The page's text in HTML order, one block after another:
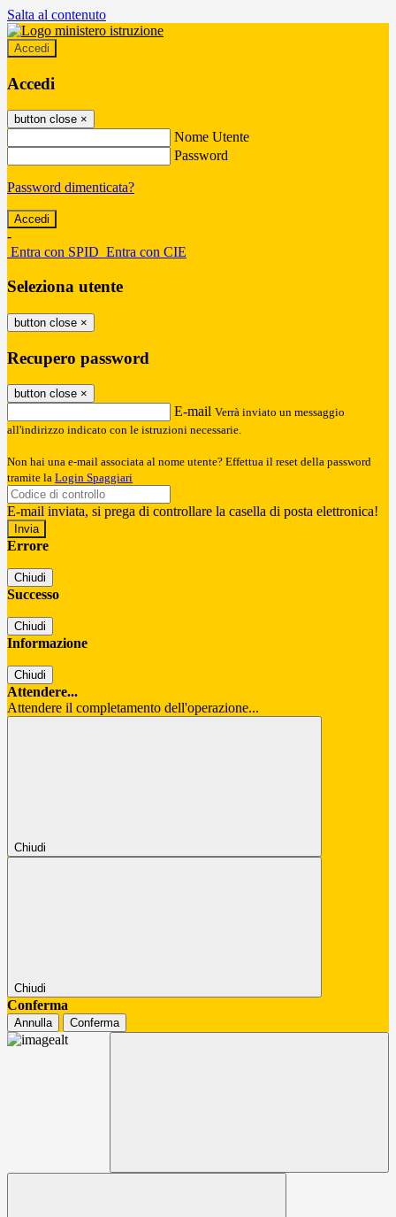
Salta al contenuto
Accedi
Accedi
button close ×
Nome Utente
Password
Password dimenticata?
-
Entra con SPID Entra con CIE
Seleziona utente
button close ×
Recupero password
button close ×
E-mail Verrà inviato un messaggio
all'indirizzo indicato con le istruzioni necessarie.
Non hai una e-mail associata al nome utente? Effettua il reset della password
tramite la Login Spaggiari
E-mail inviata, si prega di controllare la casella di posta elettronica!
Errore
Chiudi
Successo
Chiudi
Informazione
Chiudi
Attendere...
Attendere il completamento dell'operazione...
Chiudi
Chiudi
Conferma
Annulla Conferma